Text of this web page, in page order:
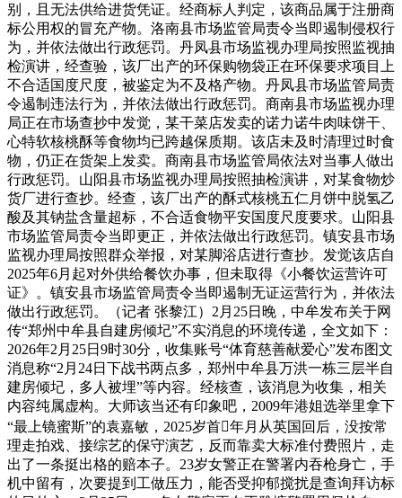
别，且无法供给进货凭证。经商标人判定，该商品属于注册商
标公用权的冒充产物。洛南县市场监管局责令当即遏制侵权行
为，并依法做出行政惩罚。丹凤县市场监视办理局按照监视抽
检演讲，经查验，该厂出产的环保购物袋正在环保要求项目上
不合适国度尺度，被鉴定为不及格产物。丹凤县市场监管局责
令遏制违法行为，并依法做出行政惩罚。商南县市场监视办理
局正在市场查抄中发觉，某干菜店发卖的诺力诺牛肉味饼干、
心特软核桃酥等食物均已跨越保质期。该店未及时清理过时食
物，仍正在货架上发卖。商南县市场监管局依法对当事人做出
行政惩罚。山阳县市场监视办理局按照抽检演讲，对某食物炒
货厂进行查抄。经查，该厂出产的酥式核桃五仁月饼中脱氢乙
酸及其钠盐含量超标，不合适食物平安国度尺度要求。山阳县
市场监管局责令当即更正，并依法做出行政惩罚。镇安县市场
监视办理局按照群众举报，对某脚浴店进行查抄。发觉该店自
2025年6月起对外供给餐饮办事，但未取得《小餐饮运营许可
证》。镇安县市场监管局责令当即遏制无证运营行为，并依法
做出行政惩罚。（记者 张黎江）2月25日晚，中牟发布关于网
传“郑州中牟县自建房倾圮”不实消息的环境传递，全文如下：
2026年2月25日9时30分，收集账号“体育慈善献爱心”发布图文
消息称“2月24日下战书两点多，郑州中牟县万洪一栋三层半自
建房倾圮，多人被埋”等内容。经核查，该消息为收集，相关
内容纯属虚构。大师该当还有印象吧，2009年港姐选举里拿下
“最上镜蜜斯”的袁嘉敏，2025岁首年月从英国回后，没按常
理走拍戏、接综艺的保守演艺，反而靠卖大标准付费照片，走
出了一条挺出格的赔本子。23岁女警正在警署内吞枪身亡，手
机中留有，次要提到工做压力，能否受抑郁搅扰是查询拜访标